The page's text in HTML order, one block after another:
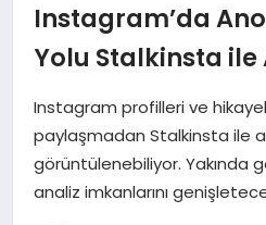
EKONOMI
MAGAZIN
Instagram’da
Yolu Stalkinsta ile
Instagram profilleri ve
paylaşmadan Stalkinsta ile
görüntülenebiliyor. Yakında
analiz imkanlarını